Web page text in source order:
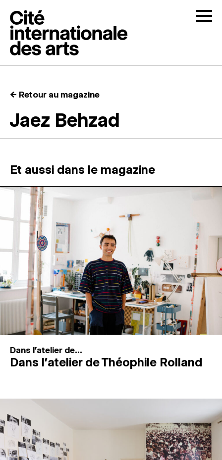
RÉSIDENCES ↓
ATELIERS OUVERTS
PROGRAMMATION
MAGAZINE
ESPACES DE PRATIQUE ARTISTIQUE ↓
Recherche
Connexion
← Retour au magazine
Jaez Behzad
Et aussi dans le magazine
Dans l'atelier de...
Dans l’atelier de Théophile Rolland